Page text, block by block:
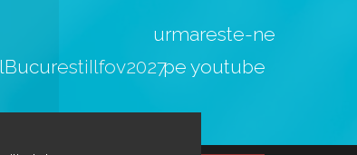
urmareste-ne
pe youtube